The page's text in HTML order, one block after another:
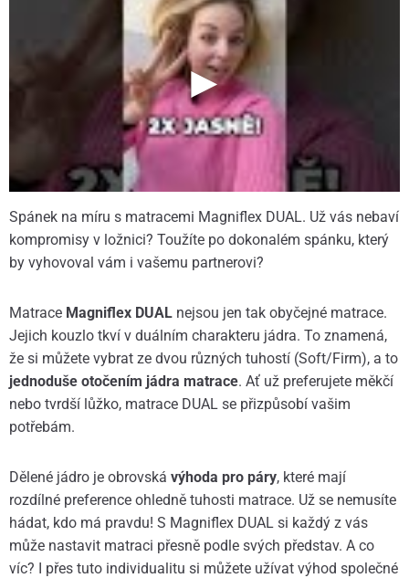
Spánek na míru s matracemi Magniflex DUAL. Už vás nebaví
kompromisy v ložnici? Toužíte po dokonalém spánku, který
by vyhovoval vám i vašemu partnerovi?
Matrace Magniflex DUAL nejsou jen tak obyčejné matrace.
Jejich kouzlo tkví v duálním charakteru jádra. To znamená,
že si můžete vybrat ze dvou různých tuhostí (Soft/Firm), a to
jednoduše otočením jádra matrace. Ať už preferujete měkčí
nebo tvrdší lůžko, matrace DUAL se přizpůsobí vašim
potřebám.
Dělené jádro je obrovská výhoda pro páry, které mají
rozdílné preference ohledně tuhosti matrace. Už se nemusíte
hádat, kdo má pravdu! S Magniflex DUAL si každý z vás
může nastavit matraci přesně podle svých představ. A co
víc? I přes tuto individualitu si můžete užívat výhod společné